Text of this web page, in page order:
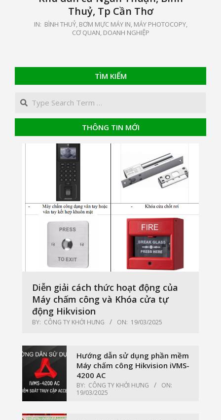
Thuỷ, Tp Cần Thơ
2021-
IN: BÌNH THUỶ, BƠM MỰC MÁY IN, MÁY PHOTOCOPY,
CƠ QUAN, DOANH NGHIỆP
TÌM KIẾM
Search
THÔNG TIN MỚI
Diễn giải cách thức hoạt động của
Máy chấm công và Khóa cửa tự
động Hikvision
BY: CÔNG TY KHỞI HƯNG ON: 19/03/2025
Hướng dẫn sử dụng phần mềm
Máy chấm công Hikvision iVMS-
4200 AC
BY: CÔNG TY KHỞI HƯNG
ON:
19/03/2025